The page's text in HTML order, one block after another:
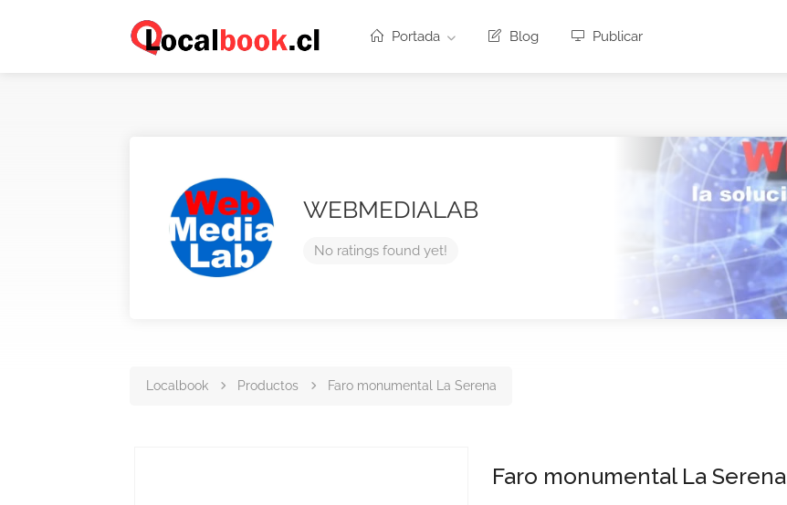
Portada Blog Publicar
WEBMEDIALAB
No ratings found yet!
Localbook Productos Faro monumental La Serena
Faro monumental La Serena